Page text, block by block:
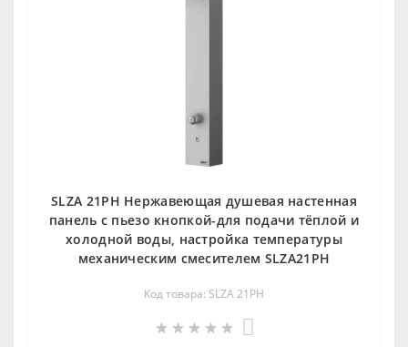
SLZA 21PH Нержавеющая душевая настенная
панель c пьезо кнопкой-для подачи тёплой и
холодной воды, настройка температуры
механическим смесителем SLZA21PH
Код товара: SLZA 21PH